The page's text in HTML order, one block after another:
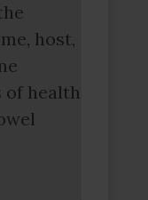
host,
of health